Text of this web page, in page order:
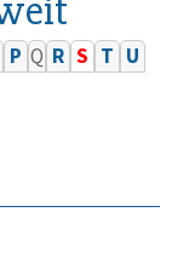
P Q R S T U